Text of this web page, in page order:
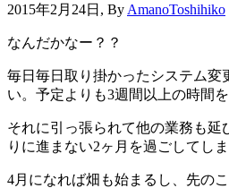
2015年2月24日 , By AmanoToshihiko
なんだかなー？？
毎日毎日取り掛かったシステム変
い。予定よりも3週間以上の時間
それに引っ張られて他の業務も延
りに進まない2ヶ月を過ごしてしま
4月になれば畑も始まるし、先の